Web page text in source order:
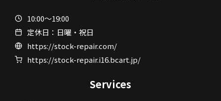
10:00〜19:00
定休日：日曜・祝日
https://stock-repair.com/
https://stock-repair.i16.bcart.jp/
Services